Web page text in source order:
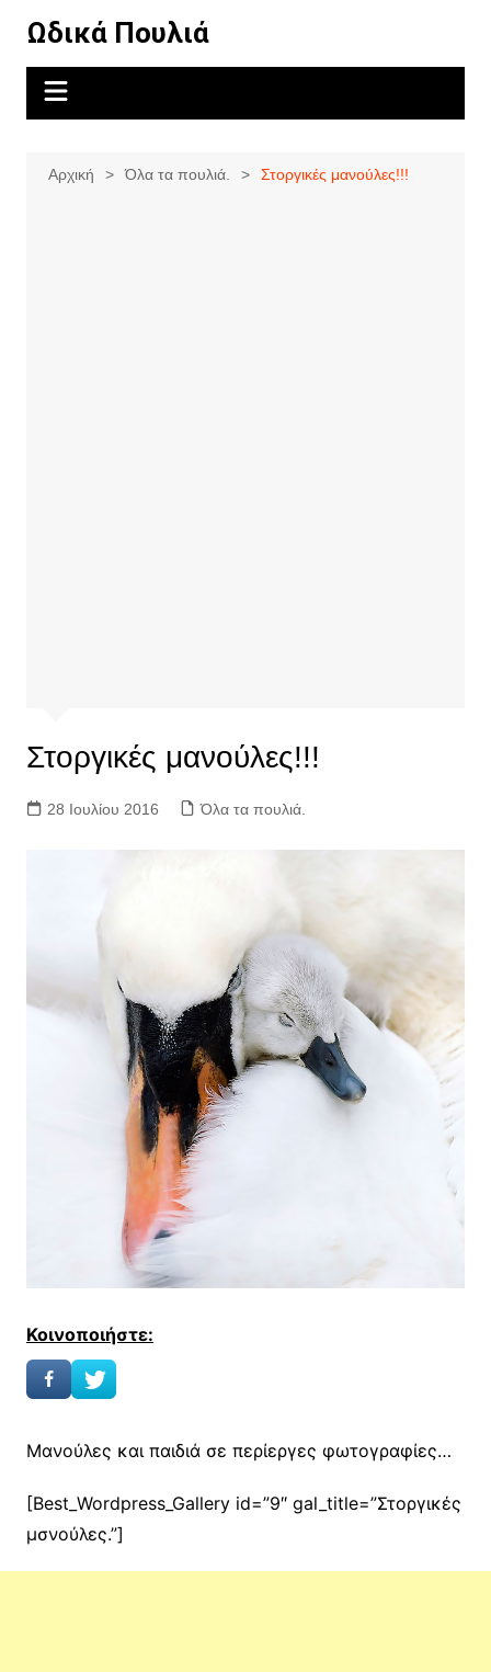
περιεχόμενο
Ωδικά Πουλιά
Αρχική Όλα τα πουλιά. Στοργικές μανούλες!!!
Στοργικές μανούλες!!!
28 Ιουλίου 2016 Όλα τα πουλιά.
Κοινοποιήστε:
Μανούλες και παιδιά σε περίεργες φωτογραφίες…
[Best_Wordpress_Gallery id=”9″ gal_title=”Στοργικές
μσνούλες.”]